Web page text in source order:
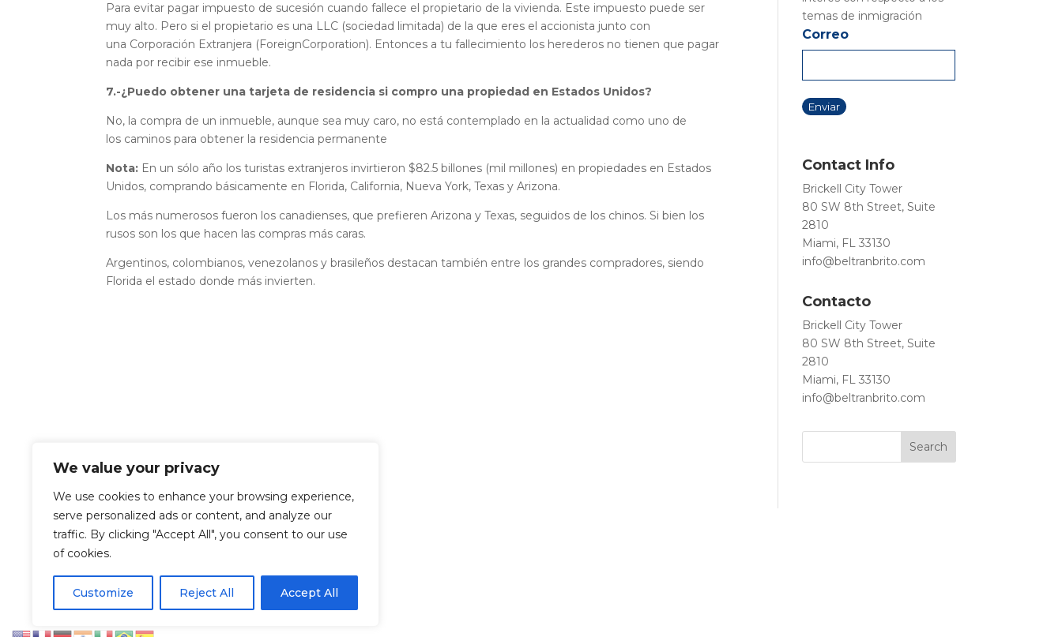
We value your privacy
We use cookies to enhance your browsing experience,
serve personalized ads or content, and analyze our
traffic. By clicking "Accept All", you consent to our use
of cookies.
Customize Reject All Accept All
Para evitar pagar impuesto de sucesión cuando fallece el propietario de la vivienda. Este impuesto puede ser
muy alto. Pero si el propietario es una LLC (sociedad limitada) de la que eres el accionista junto con
una Corporación Extranjera (ForeignCorporation). Entonces a tu fallecimiento los herederos no tienen que pagar
nada por recibir ese inmueble.
7.-¿Puedo obtener una tarjeta de residencia si compro una propiedad en Estados Unidos?
No, la compra de un inmueble, aunque sea muy caro, no está contemplado en la actualidad como uno de
los caminos para obtener la residencia permanente
Nota: En un sólo año los turistas extranjeros invirtieron $82.5 billones (mil millones) en propiedades en Estados
Unidos, comprando básicamente en Florida, California, Nueva York, Texas y Arizona.
Los más numerosos fueron los canadienses, que prefieren Arizona y Texas, seguidos de los chinos. Si bien los
rusos son los que hacen las compras más caras.
Argentinos, colombianos, venezolanos y brasileños destacan también entre los grandes compradores, siendo
Florida el estado donde más invierten.
temas de inmigración
Correo
Contact Info
Brickell City Tower
80 SW 8th Street, Suite
2810
Miami, FL 33130
info@beltranbrito.com
Contacto
Brickell City Tower
80 SW 8th Street, Suite
2810
Miami, FL 33130
info@beltranbrito.com
Let’s Work Together